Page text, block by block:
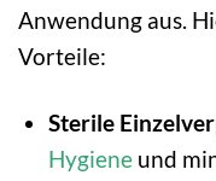
Anwendung aus.
Vorteile:
Sterile
Hygieneund